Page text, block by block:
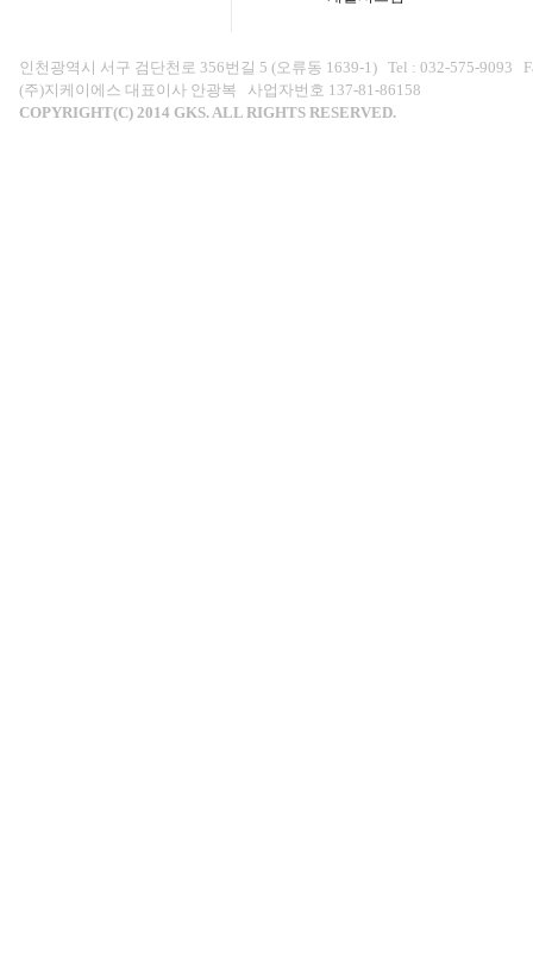
인천광역시 서구 검단천로 356번길 5 (오류동 1639-1) Tel : 032-575-9093
(주)지케이에스 대표이사 안광복 사업자번호 137-81-86158
COPYRIGHT(C) 2014 GKS. ALL RIGHTS RESERVED.